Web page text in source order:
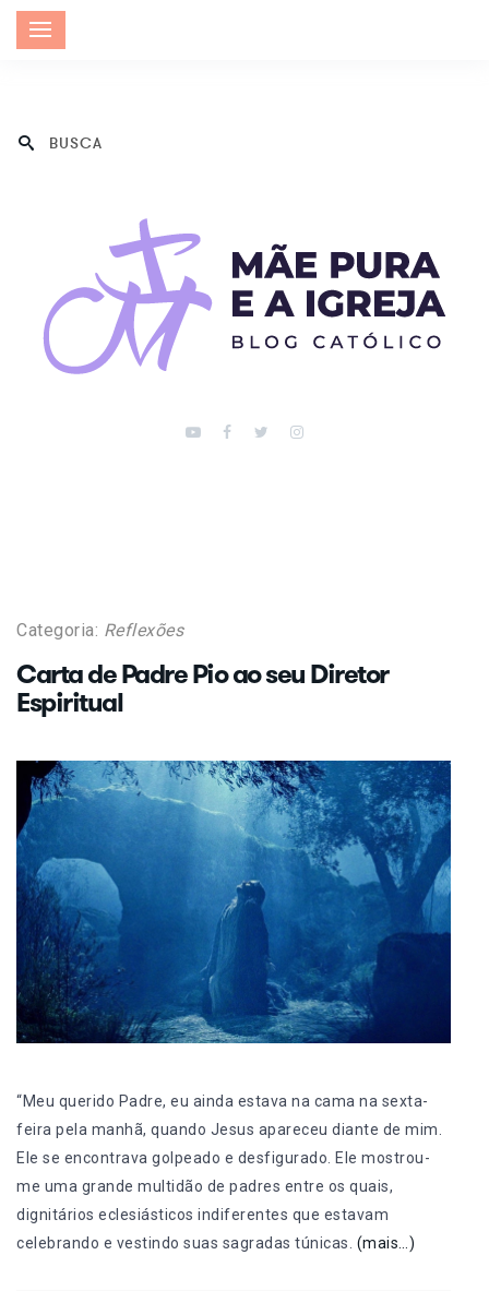
Categoria: Reflexões
Carta de Padre Pio ao seu Diretor
Espiritual
“Meu querido Padre, eu ainda estava na cama na sexta-
feira pela manhã, quando Jesus apareceu diante de mim.
Ele se encontrava golpeado e desfigurado. Ele mostrou-
me uma grande multidão de padres entre os quais,
dignitários eclesiásticos indiferentes que estavam
celebrando e vestindo suas sagradas túnicas. (mais…)